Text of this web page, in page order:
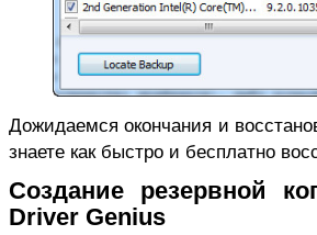
Дожидаемcя окончания и
знаете как быстро и бесплатно
Создание резервной
Driver Genius